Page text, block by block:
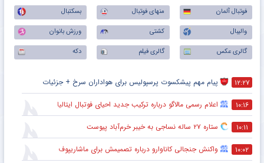
فوتبال آلمان منهای فوتبال
بسکتبال
والیبال
کشتی
ورزش بانوان
گالری عکس
گالری فیلم دکه
۱۲:۲۷ پیام مهم پیشکسوت پرسپولیس برای هواداران سرخ + جزئیات
۱۰:۱۶ اعلام رسمی مالاگو درباره ترکیب جدید احیای فوتبال ایتالیا
۱۰:۱۱ ستاره ۲۷ ساله نساجی به خیبر خرم‌آباد پیوست
۱۰:۰۲ واکنش جنجالی کاناوارو درباره تصمیمش برای ماشاریپوف